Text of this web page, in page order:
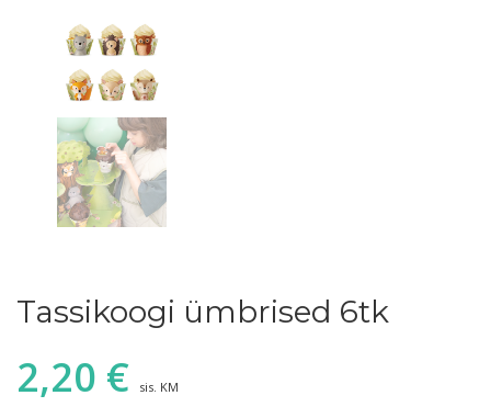
Tassikoogi ümbrised 6tk
2,20 € sis. KM